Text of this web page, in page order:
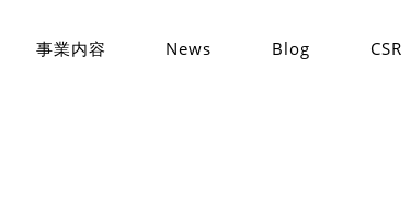
事業内容 News Blog CSR